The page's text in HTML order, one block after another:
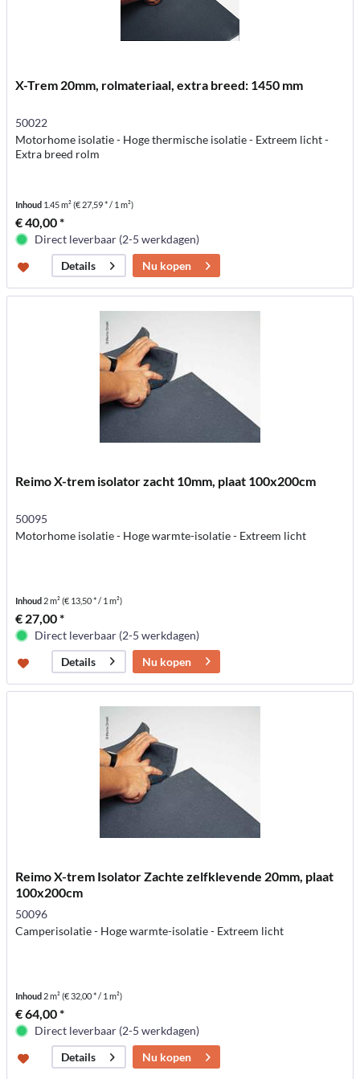
X-Trem 20mm, rolmateriaal, extra breed: 1450 mm
50022
Motorhome isolatie - Hoge thermische isolatie - Extreem licht -
Extra breed rolm
Inhoud 1.45 m²(€ 27,59 * / 1 m²)
€ 40,00 *
Direct leverbaar (2-5 werkdagen)
Details
Nu kopen
Reimo X-trem isolator zacht 10mm, plaat 100x200cm
50095
Motorhome isolatie - Hoge warmte-isolatie - Extreem licht
Inhoud 2 m²(€ 13,50 * / 1 m²)
€ 27,00 *
Direct leverbaar (2-5 werkdagen)
Details
Nu kopen
Reimo X-trem Isolator Zachte zelfklevende 20mm, plaat
100x200cm
50096
Camperisolatie - Hoge warmte-isolatie - Extreem licht
Inhoud 2 m²(€ 32,00 * / 1 m²)
€ 64,00 *
Direct leverbaar (2-5 werkdagen)
Details
Nu kopen